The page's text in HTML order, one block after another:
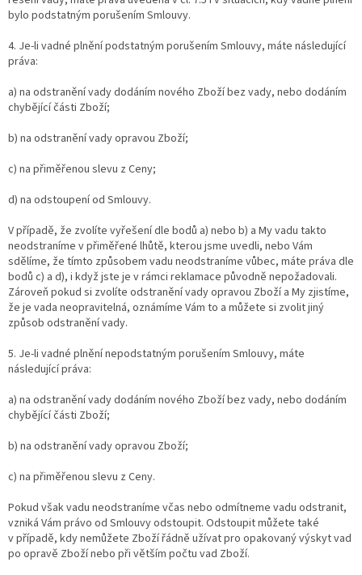
bylo podstatným porušením Smlouvy.
4. Je-li vadné plnění podstatným porušením Smlouvy, máte následující
práva:
a) na odstranění vady dodáním nového Zboží bez vady, nebo dodáním
chybějící části Zboží;
b) na odstranění vady opravou Zboží;
c) na přiměřenou slevu z Ceny;
d) na odstoupení od Smlouvy.
V případě, že zvolíte vyřešení dle bodů a) nebo b) a My vadu takto
neodstraníme v přiměřené lhůtě, kterou jsme uvedli, nebo Vám
sdělíme, že tímto způsobem vadu neodstraníme vůbec, máte práva dle
bodů c) a d), i když jste je v rámci reklamace původně nepožadovali.
Zároveň pokud si zvolíte odstranění vady opravou Zboží a My zjistíme,
že je vada neopravitelná, oznámíme Vám to a můžete si zvolit jiný
způsob odstranění vady.
5. Je-li vadné plnění nepodstatným porušením Smlouvy, máte
následující práva:
a) na odstranění vady dodáním nového Zboží bez vady, nebo dodáním
chybějící části Zboží;
b) na odstranění vady opravou Zboží;
c) na přiměřenou slevu z Ceny.
Pokud však vadu neodstraníme včas nebo odmítneme vadu odstranit,
vzniká Vám právo od Smlouvy odstoupit. Odstoupit můžete také
v případě, kdy nemůžete Zboží řádně užívat pro opakovaný výskyt vad
po opravě Zboží nebo při větším počtu vad Zboží.